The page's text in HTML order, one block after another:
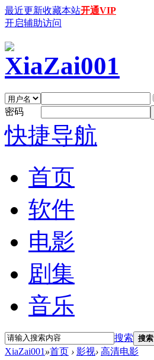
最近更新收藏本站开通VIP
开启辅助访问
密码
快捷导航
首页
软件
电影
剧集
音乐
搜索 搜索
XiaZai001 »首页 › 影视› 高清电影